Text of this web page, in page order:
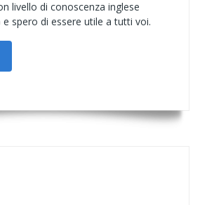
livello di conoscenza inglese
e spero di essere utile a tutti voi.